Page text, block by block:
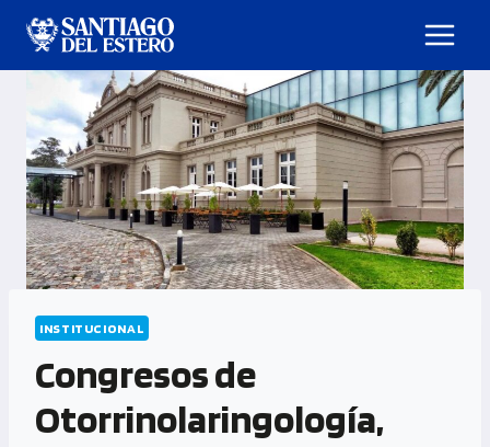
INSTITUCIONAL
Congresos de
Otorrinolaringología,